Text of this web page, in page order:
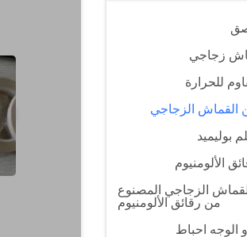
زجاجي
للحرارة
الزجاجي
بوليميد
الألومنيوم
الزجاجي المصنوع
من رقائق الألومنيوم
الوجه احباط